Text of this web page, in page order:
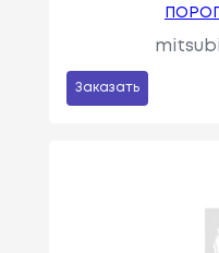
Заказать